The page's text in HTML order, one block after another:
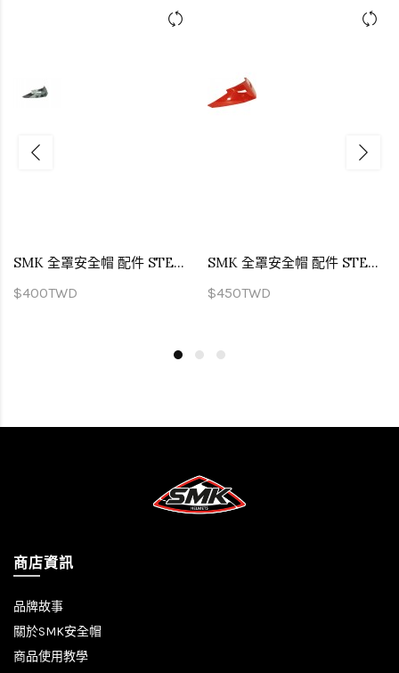
SMK 全罩安全帽 配件 STELLAR 專用尾翼 燻黑
$400TWD
SMK 全罩安全帽 配件 STELLAR 專用尾翼 亮面紅
$450TWD
商店資訊
品牌故事
關於SMK安全帽
商品使用教學